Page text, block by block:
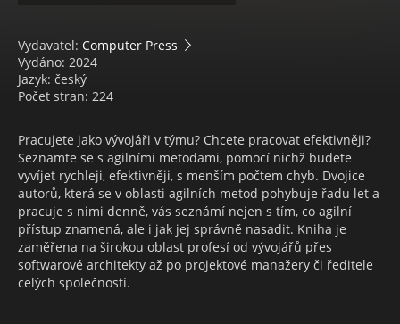
Vydavatel: Computer Press
Vydáno: 2024
Jazyk: český
Počet stran: 224
Pracujete jako vývojáři v týmu? Chcete pracovat efektivněji?
Seznamte se s agilními metodami, pomocí nichž budete
vyvíjet rychleji, efektivněji, s menším počtem chyb. Dvojice
autorů, která se v oblasti agilních metod pohybuje řadu let a
pracuje s nimi denně, vás seznámí nejen s tím, co agilní
přístup znamená, ale i jak jej správně nasadit. Kniha je
zaměřena na širokou oblast profesí od vývojářů přes
softwarové architekty až po projektové manažery či ředitele
celých společností.